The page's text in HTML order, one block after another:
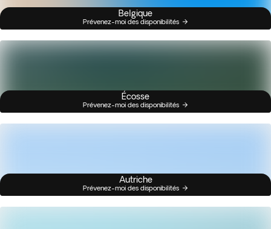
Belgique
Prévenez-moi des disponibilités
Écosse
Prévenez-moi des disponibilités
Autriche
Prévenez-moi des disponibilités